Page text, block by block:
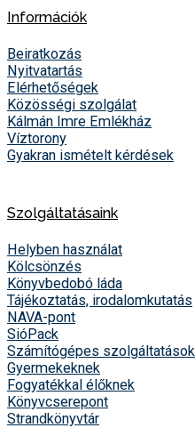
Információk
Beiratkozás
Nyitvatartás
Elérhetőségek
Közösségi szolgálat
Kálmán Imre Emlékház
Víztorony
Gyakran ismételt kérdések
Szolgáltatásaink
Helyben használat
Kölcsönzés
Könyvbedobó láda
Tájékoztatás, irodalomkutatás
NAVA-pont
SióPack
Számítógépes szolgáltatások
Gyermekeknek
Fogyatékkal élőknek
Könyvcserepont
Strandkönyvtár